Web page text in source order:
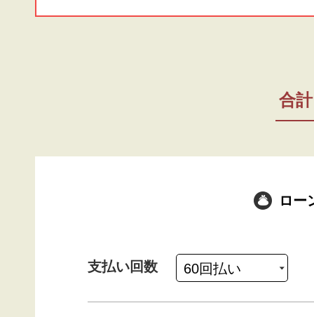
合計
ロー
支払い回数